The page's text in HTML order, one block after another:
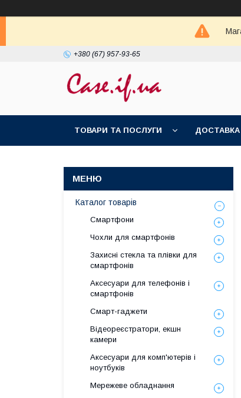
+380 (67) 957-93-65
ТОВАРИ ТА ПОСЛУГИ ДОСТАВКА
Каталог товарів
Смартфони
Чохли для смартфонів
Захисні стекла та плівки для
смартфонів
Аксесуари для телефонів і
смартфонів
Смарт-гаджети
Відеореєстратори, екшн
камери
Аксесуари для комп'ютерів і
ноутбуків
Мережеве обладнання